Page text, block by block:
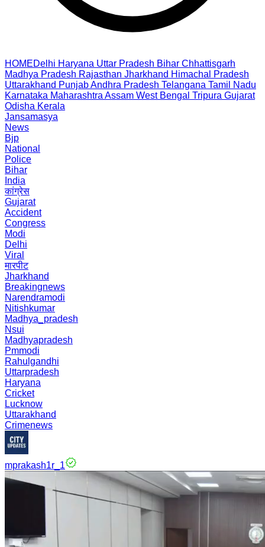
HOMEDelhi Haryana Uttar Pradesh Bihar Chhattisgarh
Madhya Pradesh Rajasthan Jharkhand Himachal Pradesh
Uttarakhand PunjabAndhra Pradesh Telangana Tamil Nadu
Karnataka Maharashtra Assam West Bengal Tripura Gujarat
Odisha Kerala
Jansamasya
News
Bjp
National
Police
Bihar
India
कांग्रेस
Gujarat
Accident
Congress
Modi
Delhi
Viral
मारपीट
Jharkhand
Breakingnews
Narendramodi
Nitishkumar
Madhya_pradesh
Nsui
Madhyapradesh
Pmmodi
Rahulgandhi
Uttarpradesh
Haryana
Cricket
Lucknow
Uttarakhand
Crimenews
mprakash1r_1